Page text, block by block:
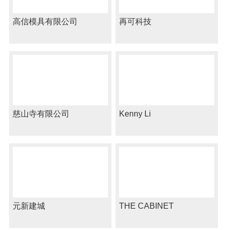
高信模具有限公司 再可科技
慈山寺有限公司 Kenny Li
元新建城 THE CABINET